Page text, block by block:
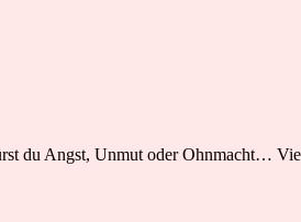
du Angst, Unmut oder Ohnmacht…